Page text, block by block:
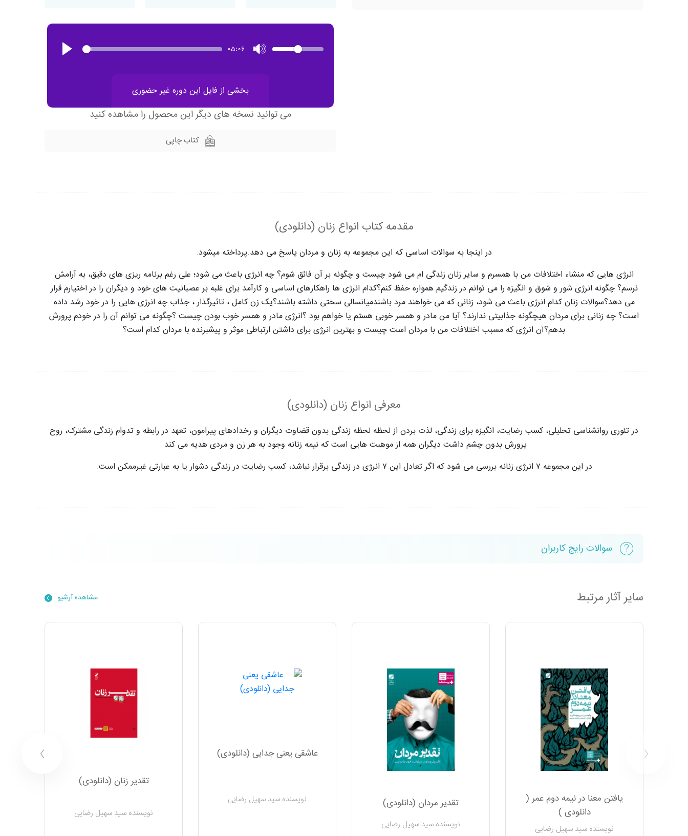
Play Seek Current
05:06 Toggle
Mute
Volume
بخشی از فایل این دوره غیر حضوری
می توانید نسخه های دیگر این محصول را مشاهده کنید
کتاب چاپی
مقدمه کتاب انواع زنان (دانلودی)
در اینجا به سوالات اساسی که این مجموعه به زنان و مردان پاسخ می دهد.پرداخته میشود.
انرژی هایی که منشاء اختلافات من با همسرم و سایر زنان زندگی ام می شود چیست و چگونه بر آن فائق شوم؟چه انرژی باعث می شود؛ علی رغم برنامه ریزی های دقیق، به آرامش
نرسم؟چگونه انرژی شور و شوق و انگیزه را می توانم در زندگیم همواره حفظ کنم؟کدام انرژی ها راهکارهای اساسی و کارآمد برای غلبه بر عصبانیت های خود و دیگران را در اختیارم قرار
می دهد؟سوالات زنان کدام انرژی باعث می شود، زنانی که می خواهند مرد باشندمیانسالی سختی داشته باشند؟یک زن کامل ، تاثیرگذار ، جذاب چه انرژی هایی را در خود رشد داده
است؟ چه زنانی برای مردان هیچگونه جذابیتی ندارند؟آیا من مادر و همسر خوبی هستم یا خواهم بود ؟انرژی مادر و همسر خوب بودن چیست ؟چگونه می توانم آن را در خودم پرورش
بدهم؟آن انرژی که مسبب اختلافات من با مردان است چیست و بهترین انرژی برای داشتن ارتباطی موثر و پیشبرنده با مردان کدام است؟
معرفی انواع زنان (دانلودی)
در تئوری روانشناسی تحلیلی، کسب رضایت، انگیزه برای زندگی، لذت بردن از لحظه لحظه زندگی بدون قضاوت دیگران و رخدادهای پیرامون، تعهد در رابطه و تدوام زندگی مشترک، روح
پرورش بدون چشم داشت دیگران همه از موهبت هایی است که نیمه زنانه وجود به هر زن و مردی هدیه می کند.
در این مجموعه ۷ انرژی زنانه بررسی می شود که اگر تعادل این ۷ انرژی در زندگی برقرار نباشد، کسب رضایت در زندگی دشوار یا به عبارتی غیرممکن است.
سوالات رایج کاربران
سایر آثار مرتبط مشاهده آرشیو
یافتن معنا در نیمه دوم عمر (
دانلودی )
نویسنده سید سهیل رضایی
تقدیر مردان (دانلودی)
نویسنده سید سهیل رضایی
عاشقی یعنی جدایی (دانلودی)
نویسنده سید سهیل رضایی
تقدیر زنان (دانلودی)
نویسنده سید سهیل رضایی